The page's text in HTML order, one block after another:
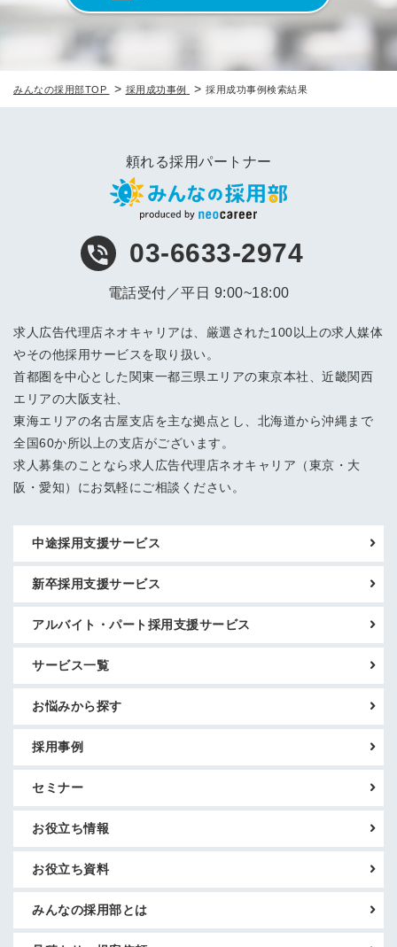
みんなの採用部TOP > 採用成功事例 > 採用成功事例検索結果
頼れる採用パートナー
03-6633-2974
電話受付／平日 9:00~18:00
求人広告代理店ネオキャリアは、厳選された100以上の求人媒体
やその他採用サービスを取り扱い。
首都圏を中心とした関東一都三県エリアの東京本社、近畿関西
エリアの大阪支社、
東海エリアの名古屋支店を主な拠点とし、北海道から沖縄まで
全国60か所以上の支店がございます。
求人募集のことなら求人広告代理店ネオキャリア（東京・大
阪・愛知）にお気軽にご相談ください。
中途採用支援サービス
新卒採用支援サービス
アルバイト・パート採用支援サービス
サービス一覧
お悩みから探す
採用事例
セミナー
お役立ち情報
お役立ち資料
みんなの採用部とは